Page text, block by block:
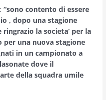
“sono contento di essere
, dopo una stagione
la societa’ per la
per una nuova stagione
in un campionato a
dove il
della squadra umile